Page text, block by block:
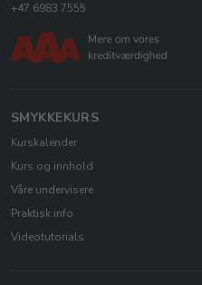
+47 6983 7555
SMYKKEKURS
Kurskalender
Kurs og innhold
Våre undervisere
Praktisk info
Videotutorials